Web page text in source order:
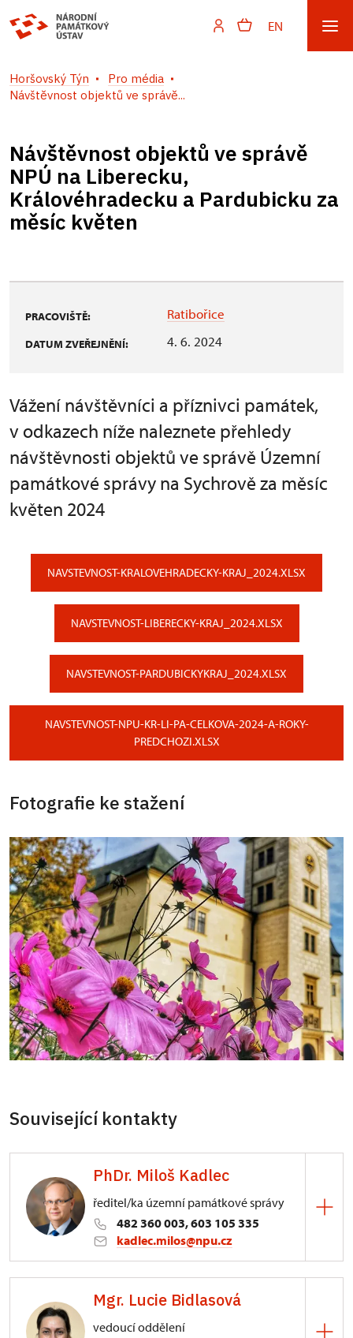
EN
Horšovský Týn
Pro média
Návštěvnost objektů ve správě...
Návštěvnost objektů ve správě
NPÚ na Liberecku,
Královéhradecku a Pardubicku za
měsíc květen
PRACOVIŠTĚ: Ratibořice
DATUM ZVEŘEJNĚNÍ: 4. 6. 2024
Vážení návštěvníci a příznivci památek,
v odkazech níže naleznete přehledy
návštěvnosti objektů ve správě Územní
památkové správy na Sychrově za měsíc
květen 2024
NAVSTEVNOST-KRALOVEHRADECKY-KRAJ_2024.XLSX
NAVSTEVNOST-LIBERECKY-KRAJ_2024.XLSX
NAVSTEVNOST-PARDUBICKYKRAJ_2024.XLSX
NAVSTEVNOST-NPU-KR-LI-PA-CELKOVA-2024-A-ROKY-
PREDCHOZI.XLSX
Fotografie ke stažení
Související kontakty
PhDr. Miloš Kadlec
ředitel/ka územní památkové správy
482 360 003, 603 105 335
kadlec.milos@npu.cz
3/, Sychrov 3
Mgr. Lucie Bidlasová
vedoucí oddělení